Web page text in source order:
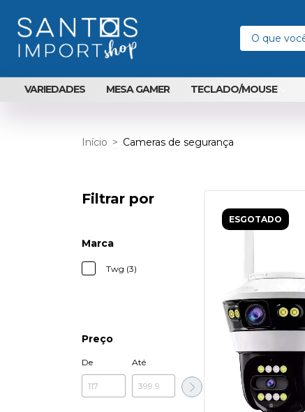
VARIEDADES MESA GAMER TECLADO/MOUSE
Início > Cameras de segurança
Filtrar por
Marca
Twg (3)
Preço
De Até
ESGOTADO